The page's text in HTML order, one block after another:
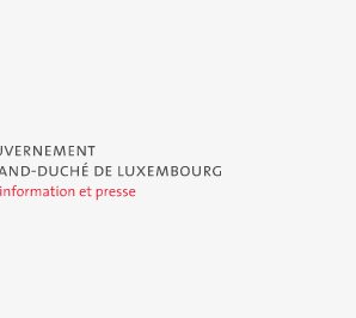
Grand-Duché de Luxembourg - Service